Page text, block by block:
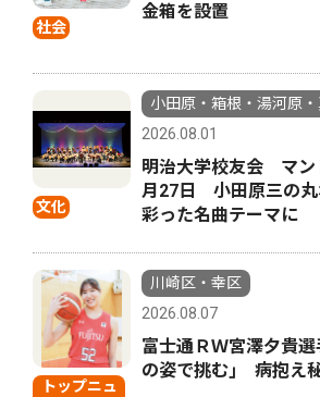
社会
金箱を設置
文化
小田原・箱根・湯河原
2026.08.01
明治大学校友会 マ
月27日 小田原三の
彩った名曲テーマに
トップニュ
川崎区・幸区
2026.08.07
富士通ＲＷ宮澤夕貴
の姿で挑む｣ 病抱え